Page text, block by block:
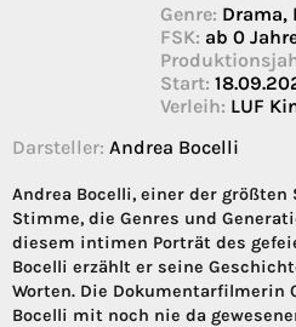
Genre:
FSK: ab 0
Start:
Verleih: LUF
Darsteller: Andrea Bocelli
Andrea Bocelli, einer der größten
Stimme, die Genres und
diesem intimen Porträt des
Bocelli erzählt er seine
Worten. Die Dokumentarfilmerin
Bocelli mit noch nie da